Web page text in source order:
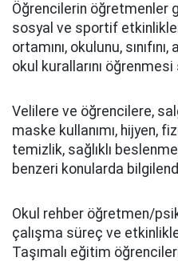
Öğrencilerin öğretmenler
sosyal ve sportif
ortamını, okulunu,
okul kurallarını
Velilere ve öğrencilere,
maske kullanımı, hijyen,
temizlik, sağlıklı
benzeri konularda
Okul rehber öğretmen/
çalışma süreç ve
Taşımalı eğitim